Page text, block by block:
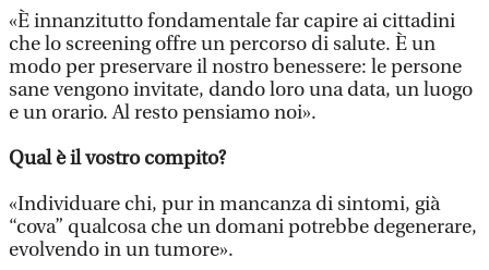
«È innanzitutto fondamentale far capire ai cittadini
che lo screening offre un percorso di salute. È un
modo per preservare il nostro benessere: le persone
sane vengono invitate, dando loro una data, un luogo
e un orario. Al resto pensiamo noi».
Qual è il vostro compito?
«Individuare chi, pur in mancanza di sintomi, già
“cova” qualcosa che un domani potrebbe degenerare,
evolvendo in un tumore».